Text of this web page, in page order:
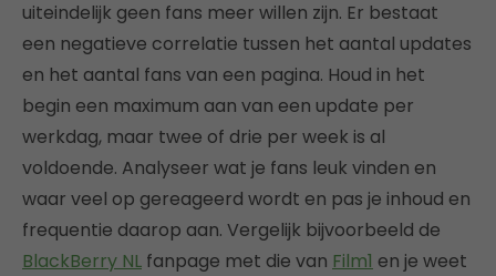
uiteindelijk geen fans meer willen zijn. Er bestaat
een negatieve correlatie tussen het aantal updates
en het aantal fans van een pagina. Houd in het
begin een maximum aan van een update per
werkdag, maar twee of drie per week is al
voldoende. Analyseer wat je fans leuk vinden en
waar veel op gereageerd wordt en pas je inhoud en
frequentie daarop aan. Vergelijk bijvoorbeeld de
BlackBerry NL fanpage met die van Film1 en je weet